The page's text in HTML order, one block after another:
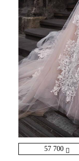
57 700